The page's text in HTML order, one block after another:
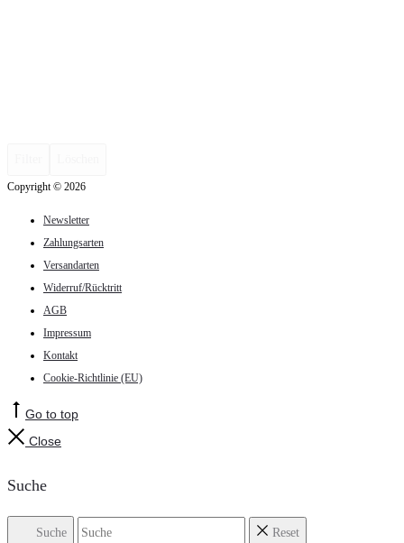
Copyright © 2026
Newsletter
Zahlungsarten
Versandarten
Widerruf/Rücktritt
AGB
Impressum
Kontakt
Cookie-Richtlinie (EU)
Go to top
Close
Suche
Suche Reset